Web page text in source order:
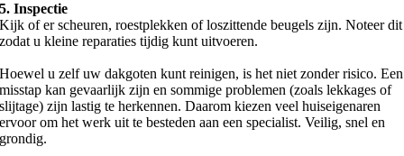
5. Inspectie
Kijk of er scheuren, roestplekken of loszittende beugels zijn. Noteer dit
zodat u kleine reparaties tijdig kunt uitvoeren.
Hoewel u zelf uw dakgoten kunt reinigen, is het niet zonder risico. Een
misstap kan gevaarlijk zijn en sommige problemen (zoals lekkages of
slijtage) zijn lastig te herkennen. Daarom kiezen veel huiseigenaren
ervoor om het werk uit te besteden aan een specialist. Veilig, snel en
grondig.